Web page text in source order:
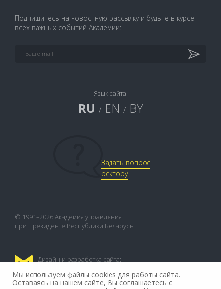
Подпишитесь на новостную рассылку и будьте в курсе
всех важных событий Академии:
Язык сайта:
RU / EN / BY
Задать вопрос
ректору
© 1991–2026 Академия управления
при Президенте Республики Беларусь
Дизайн и разработка сайта:
Мы используем файлы cookies для работы сайта.
Оставаясь на нашем сайте, Вы соглашаетесь с